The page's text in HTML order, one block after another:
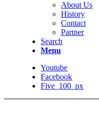
About Us
History
Contact
Partner
Search
Menu
Youtube
Facebook
Five_100_px